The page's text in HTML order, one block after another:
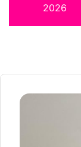
2026